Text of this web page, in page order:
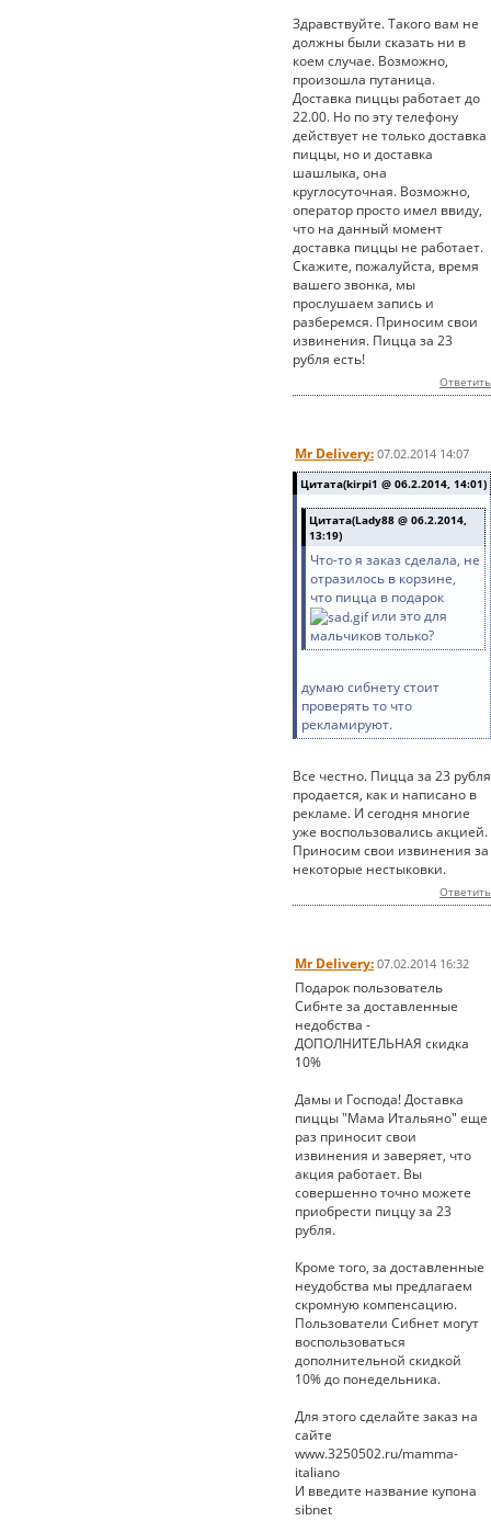
Здравствуйте. Такого вам не
должны были сказать ни в
коем случае. Возможно,
произошла путаница.
Доставка пиццы работает до
22.00. Но по эту телефону
действует не только доставка
пиццы, но и доставка
шашлыка, она
круглосуточная. Возможно,
оператор просто имел ввиду,
что на данный момент
доставка пиццы не работает.
Скажите, пожалуйста, время
вашего звонка, мы
прослушаем запись и
разберемся. Приносим свои
извинения. Пицца за 23
рубля есть!
Ответить
Mr Delivery: 07.02.2014 14:07
Цитата(kirpi1 @ 06.2.2014, 14:01)
Цитата(Lady88 @ 06.2.2014,
13:19)
Что-то я заказ сделала, не
отразилось в корзине,
что пицца в подарок
или это для
мальчиков только?
думаю сибнету стоит
проверять то что
рекламируют.
Все честно. Пицца за 23 рубля
продается, как и написано в
рекламе. И сегодня многие
уже воспользовались акцией.
Приносим свои извинения за
некоторые нестыковки.
Ответить
Mr Delivery: 07.02.2014 16:32
Подарок пользователь
Сибнте за доставленные
недобства -
ДОПОЛНИТЕЛЬНАЯ скидка
10%
Дамы и Господа! Доставка
пиццы "Мама Итальяно" еще
раз приносит свои
извинения и заверяет, что
акция работает. Вы
совершенно точно можете
приобрести пиццу за 23
рубля.
Кроме того, за доставленные
неудобства мы предлагаем
скромную компенсацию.
Пользователи Сибнет могут
воспользоваться
дополнительной скидкой
10% до понедельника.
Для этого сделайте заказ на
сайте
www.3250502.ru/mamma-
italiano
И введите название купона
sibnet